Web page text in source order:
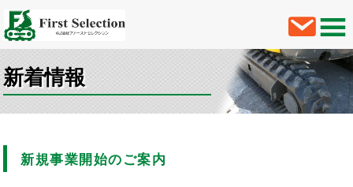
新着情報
新規事業開始のご案内